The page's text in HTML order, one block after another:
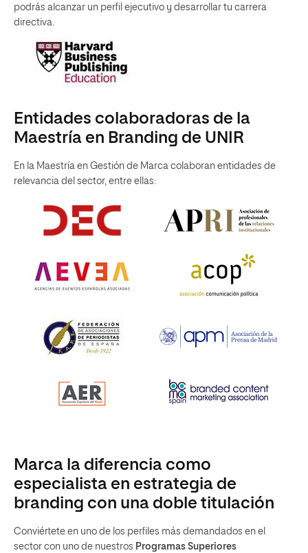
podrás alcanzar un perfil ejecutivo y desarrollar tu carrera
directiva.
Entidades colaboradoras de la
Maestría en Branding de UNIR
En la Maestría en Gestión de Marca colaboran entidades de
relevancia del sector, entre ellas:
Marca la diferencia como
especialista en estrategia de
branding con una doble titulación
Conviértete en uno de los perfiles más demandados en el
sector con uno de nuestros Programas Superiores